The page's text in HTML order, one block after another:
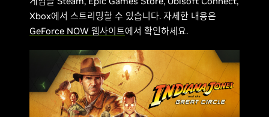
Xbox에서 스트리밍할 수 있습니다. 자세한 내용은
GeForce NOW 웹사이트에서 확인하세요.